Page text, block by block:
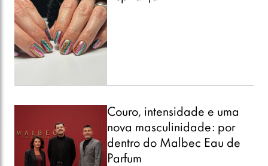
Couro, intensidade e uma
nova masculinidade: por
dentro do Malbec Eau de
Parfum